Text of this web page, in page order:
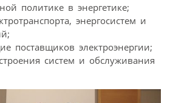
политике в энергетике;
энергосистем и
поставщиков электроэнергии;
систем и обслуживания